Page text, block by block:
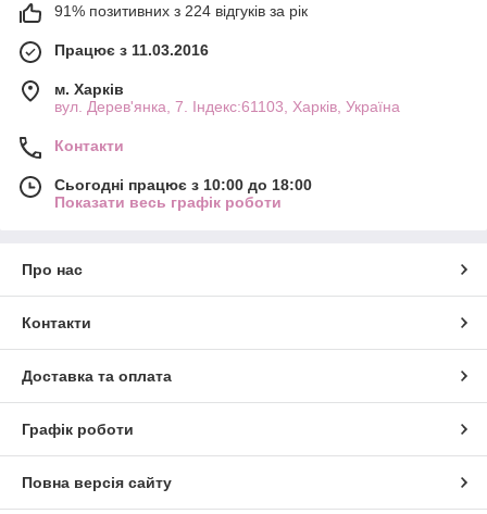
91% позитивних з 224 відгуків за рік
Працює з 11.03.2016
м. Харків
вул. Дерев'янка, 7. Індекс:61103, Харків, Україна
Контакти
Сьогодні працює з 10:00 до 18:00
Показати весь графік роботи
Про нас
Контакти
Доставка та оплата
Графік роботи
Повна версія сайту